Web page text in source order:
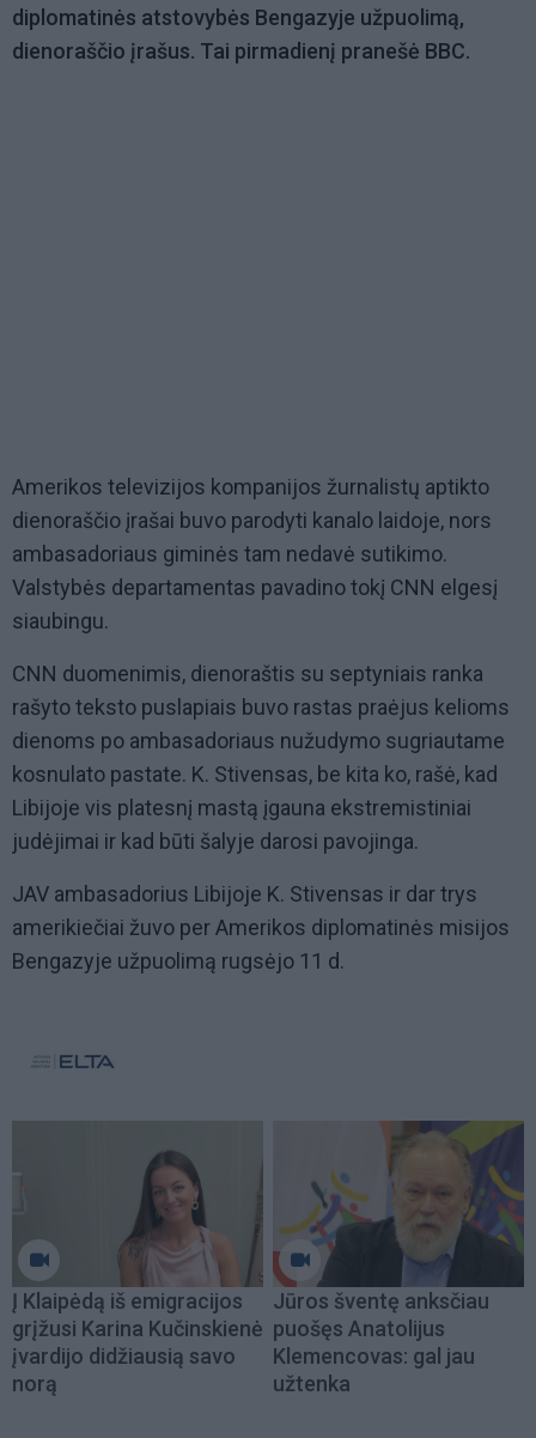
diplomatinės atstovybės Bengazyje užpuolimą,
dienoraščio įrašus. Tai pirmadienį pranešė BBC.
Amerikos televizijos kompanijos žurnalistų aptikto
dienoraščio įrašai buvo parodyti kanalo laidoje, nors
ambasadoriaus giminės tam nedavė sutikimo.
Valstybės departamentas pavadino tokį CNN elgesį
siaubingu.
CNN duomenimis, dienoraštis su septyniais ranka
rašyto teksto puslapiais buvo rastas praėjus kelioms
dienoms po ambasadoriaus nužudymo sugriautame
kosnulato pastate. K. Stivensas, be kita ko, rašė, kad
Libijoje vis platesnį mastą įgauna ekstremistiniai
judėjimai ir kad būti šalyje darosi pavojinga.
JAV ambasadorius Libijoje K. Stivensas ir dar trys
amerikiečiai žuvo per Amerikos diplomatinės misijos
Bengazyje užpuolimą rugsėjo 11 d.
Į Klaipėdą iš emigracijos
grįžusi Karina Kučinskienė
įvardijo didžiausią savo
norą
Jūros šventę anksčiau
puošęs Anatolijus
Klemencovas: gal jau
užtenka